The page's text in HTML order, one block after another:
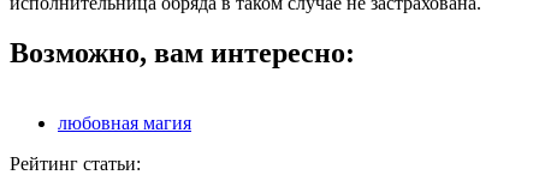
Возможно, вам интересно:
любовная магия
Рейтинг статьи: